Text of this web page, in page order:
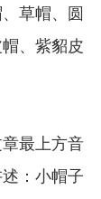
草帽、圆
、紫貂皮
最上方音
：小帽子